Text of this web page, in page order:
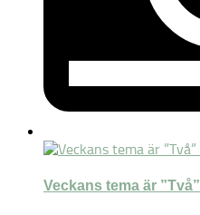
Veckans tema är ”Två”